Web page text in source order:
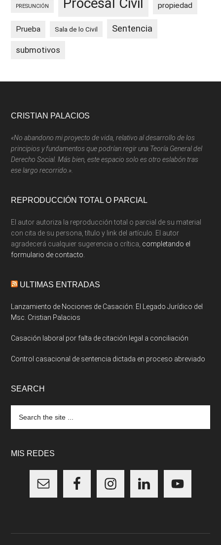
PRESUNCIÓN propiedad
Prueba Sala de lo Civil Sentencia
submotivos
Footer
CRISTIAN PALACIOS
«No abandono mi proyecto de vida, relativo al desarrollo de los
principios y fundamentos que podrían regir una Teoría General del
Derecho Social. Más bien, este espacio solo es otro eslabón tras
ese largo recorrido.».
REPRODUCCIÓN TOTAL O PARCIAL
El autor autoriza la reproducción total o parcial de su material
con cita de su persona, título y link del artículo. El autor
agradecerá cualquier sugerencia o crítica, completando el
formulario de contacto.
ULTIMAS ENTRADAS
Lanzamiento de Nociones de Casación: El Legado Jurídico del
Msc. Cristian Palacios
Casación laboral por falta de citación legal a conciliación
Control casacional de sentencia dictada en proceso abreviado
SEARCH
the
MIS REDES